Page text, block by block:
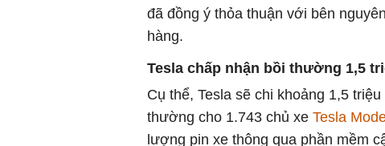
đã đồng ý thỏa thuận với bên
hàng.
Tesla chấp nhận bồi thường 1,5
Cụ thể, Tesla sẽ chi khoảng 1,5
thường cho 1.743 chủ xe Tesla
lượng pin xe thông qua phần mềm